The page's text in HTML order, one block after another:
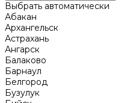
Выбрать автоматически
Абакан
Архангельск
Астрахань
Ангарск
Балаково
Барнаул
Белгород
Бузулук